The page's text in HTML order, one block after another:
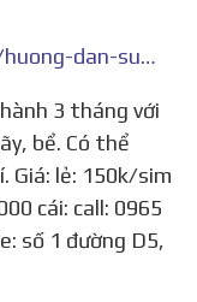
https://hungthinhmobile.com/huong-dan-su-dung-sim-ghep-pro-new-auto-2020-ver1-6/
bể. Có thể
Giá: lẻ: 150k/sim
cái: call: 0965
số 1 đường D5,